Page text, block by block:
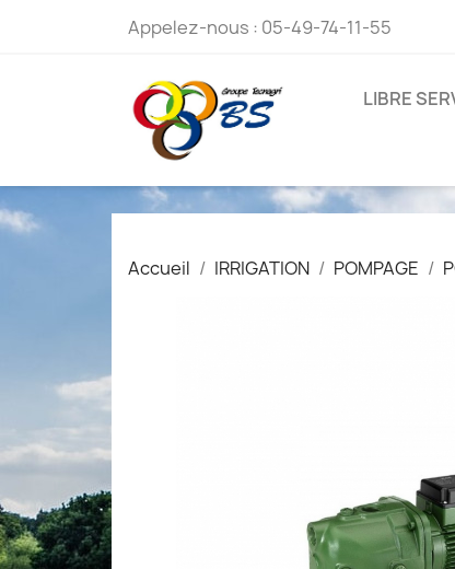
Appelez-nous : 05-49-74-11-55
LIBRE
Accueil IRRIGATION POMPAGE